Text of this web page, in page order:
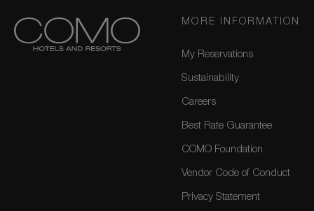
MORE INFORMATION
My Reservations
Sustainability
Careers
Best Rate Guarantee
COMO Foundation
Vendor Code of Conduct
Privacy Statement